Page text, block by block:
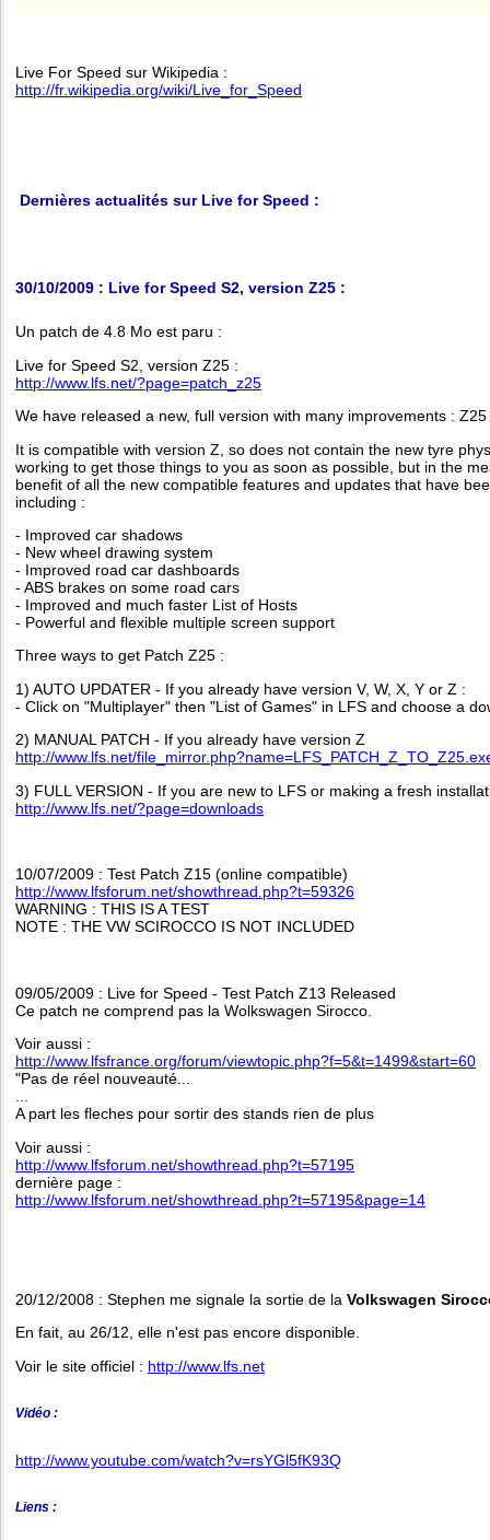
Live For Speed sur Wikipedia :
http://fr.wikipedia.org/wiki/Live_for_Speed
Dernières actualités sur Live for Speed :
30/10/2009 : Live for Speed S2, version Z25 :
Un patch de 4.8 Mo est paru :
Live for Speed S2, version Z25 :
http://www.lfs.net/?page=patch_z25
We have released a new, full version with many improvements : Z25
It is compatible with version Z, so does not contain the new tyre
working to get those things to you as soon as possible, but in the
benefit of all the new compatible features and updates that have
including :
- Improved car shadows
- New wheel drawing system
- Improved road car dashboards
- ABS brakes on some road cars
- Improved and much faster List of Hosts
- Powerful and flexible multiple screen support
Three ways to get Patch Z25 :
1) AUTO UPDATER - If you already have version V, W, X, Y or Z :
- Click on "Multiplayer" then "List of Games" in LFS and choose a
2) MANUAL PATCH - If you already have version Z
http://www.lfs.net/
3) FULL VERSION - If you are new to LFS or making a fresh
http://www.lfs.net/?page=downloads
10/07/2009 : Test Patch Z15 (online compatible)
http://www.lfsforum.net/showthread.php?t=59326
WARNING : THIS IS A TEST
NOTE : THE VW SCIROCCO IS NOT INCLUDED
09/05/2009 : Live for Speed - Test Patch Z13 Released
Ce patch ne comprend pas la Wolkswagen Sirocco.
Voir aussi :
http://www.lfsfrance.org/forum/viewtopic.php?f=5&t=1499&start=60
"Pas de réel nouveauté...
...
A part les fleches pour sortir des stands rien de plus
Voir aussi :
http://www.lfsforum.net/showthread.php?t=57195
dernière page :
http://www.lfsforum.net/showthread.php?t=57195&page=14
20/12/2008 : Stephen me signale la sortie de la Volkswagen
En fait, au 26/12, elle n'est pas encore disponible.
Voir le site officiel : http://www.lfs.net
Vidéo :
http://www.youtube.com/watch?v=rsYGl5fK93Q
Liens :